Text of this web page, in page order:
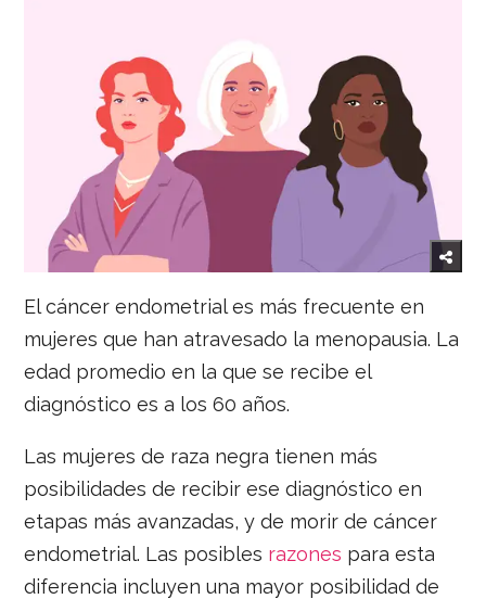
El cáncer endometrial es más frecuente en
mujeres que han atravesado la menopausia. La
edad promedio en la que se recibe el
diagnóstico es a los 60 años.
Las mujeres de raza negra tienen más
posibilidades de recibir ese diagnóstico en
etapas más avanzadas, y de morir de cáncer
endometrial. Las posibles razones para esta
diferencia incluyen una mayor posibilidad de